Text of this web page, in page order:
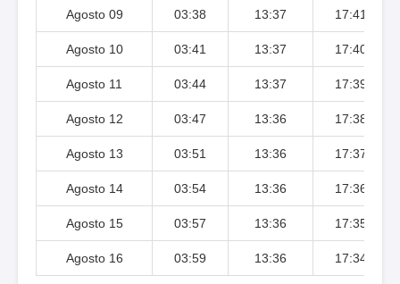
Agosto 09 03:38 13:37 17:41
Agosto 10 03:41 13:37 17:40
Agosto 11 03:44 13:37 17:39
Agosto 12 03:47 13:36 17:38
Agosto 13 03:51 13:36 17:37
Agosto 14 03:54 13:36 17:36
Agosto 15 03:57 13:36 17:35
Agosto 16 03:59 13:36 17:34